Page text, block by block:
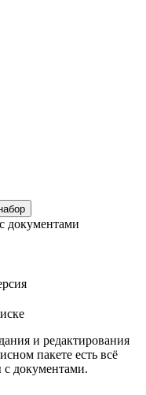
документами
и редактирования
пакете есть всё
с документами.